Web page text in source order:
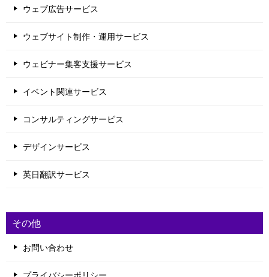
ウェブ広告サービス
ウェブサイト制作・運用サービス
ウェビナー集客支援サービス
イベント関連サービス
コンサルティングサービス
デザインサービス
英日翻訳サービス
その他
お問い合わせ